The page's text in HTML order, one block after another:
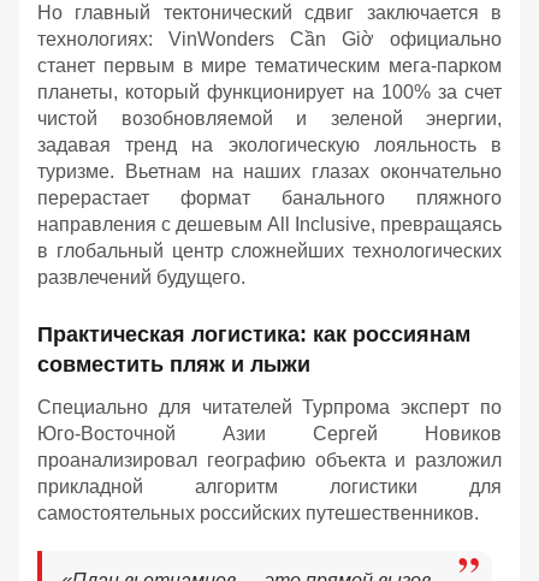
Но главный тектонический сдвиг заключается в
технологиях: VinWonders Cần Giờ официально
станет первым в мире тематическим мега-парком
планеты, который функционирует на 100% за счет
чистой возобновляемой и зеленой энергии,
задавая тренд на экологическую лояльность в
туризме. Вьетнам на наших глазах окончательно
перерастает формат банального пляжного
направления с дешевым All Inclusive, превращаясь
в глобальный центр сложнейших технологических
развлечений будущего.
Практическая логистика: как россиянам
совместить пляж и лыжи
Специально для читателей Турпрома эксперт по
Юго-Восточной Азии Сергей Новиков
проанализировал географию объекта и разложил
прикладной алгоритм логистики для
самостоятельных российских путешественников.